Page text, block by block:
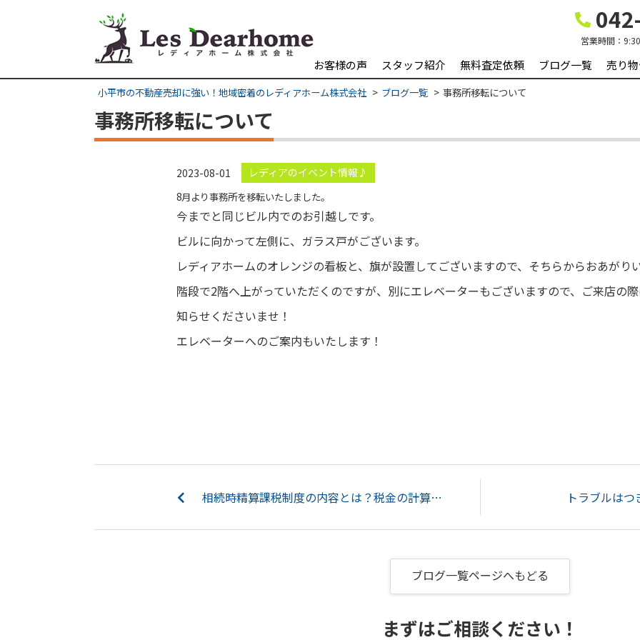
営業時間：
お客様の声 スタッフ紹介 無料査定依頼 ブログ一覧 売り
小平市の不動産売却に強い！地域密着のレディアホーム株式会社 ブログ一覧 事務所移転について
事務所移転について
2023-08-01 レディアのイベント情報♪
8月より事務所を移転いたしました。
今までと同じビル内でのお引越しです。
ビルに向かって左側に、ガラス戸がございます。
レディアホームのオレンジの看板と、旗が設置してございますので、そちらからおあがり
階段で2階へ上がっていただくのですが、別にエレベーターもございますので、ご来店の
知らせくださいませ！
エレベーターへのご案内もいたします！
相続時精算課税制度の内容とは？税金の計算方法と注意点を解説... トラブルは
ブログ一覧ページへもどる
まずはご相談ください！